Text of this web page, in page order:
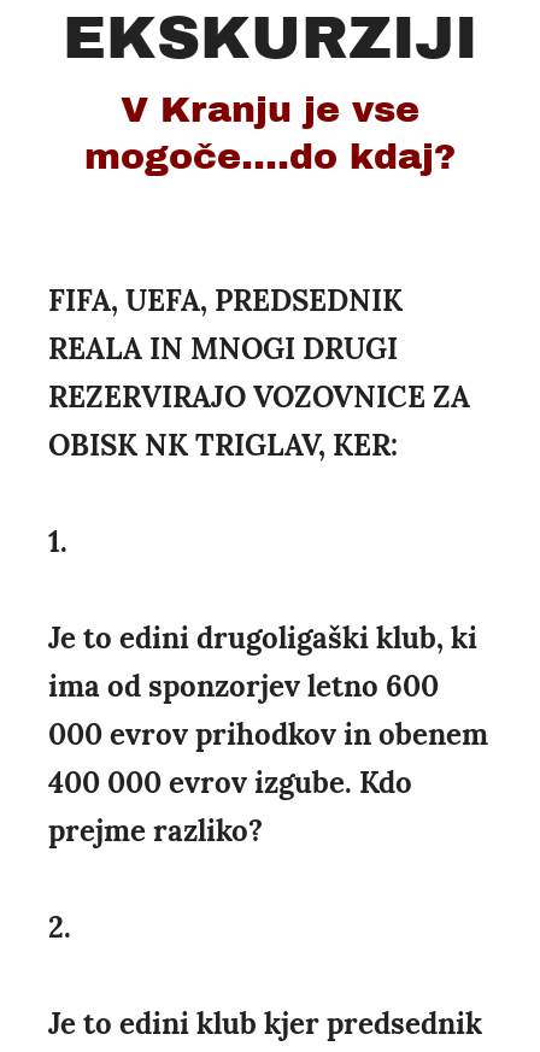
EKSKURZIJI
V Kranju je vse
mogoče....do kdaj?
FIFA, UEFA, PREDSEDNIK
REALA IN MNOGI DRUGI
REZERVIRAJO VOZOVNICE ZA
OBISK NK TRIGLAV, KER:
1.
Je to edini drugoligaški klub, ki
ima od sponzorjev letno 600
000 evrov prihodkov in obenem
400 000 evrov izgube. Kdo
prejme razliko?
2.
Je to edini klub kjer predsednik